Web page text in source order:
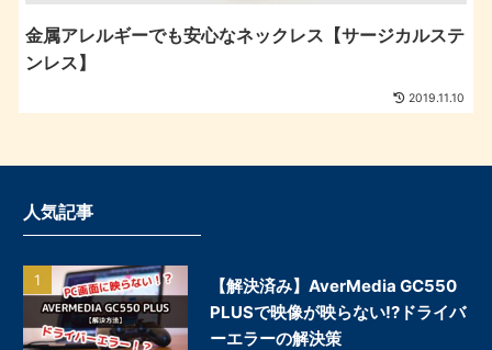
金属アレルギーでも安心なネックレス【サージカルステ
ンレス】
2019.11.10
人気記事
【解決済み】AverMedia GC550
PLUSで映像が映らない!?ドライバ
ーエラーの解決策